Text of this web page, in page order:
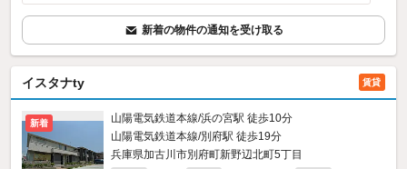
新着の物件の通知を受け取る
イスタナty 賃貸
新着
山陽電気鉄道本線/浜の宮駅 徒歩10分
山陽電気鉄道本線/別府駅 徒歩19分
兵庫県加古川市別府町新野辺北町5丁目